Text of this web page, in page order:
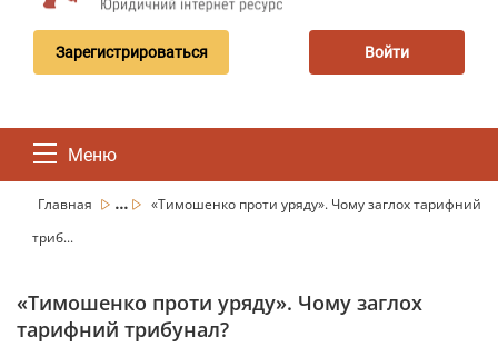
Зарегистрироваться Войти
Меню
Главная ...
«Тимошенко проти уряду». Чому заглох тарифний
триб...
«Тимошенко проти уряду». Чому заглох
тарифний трибунал?